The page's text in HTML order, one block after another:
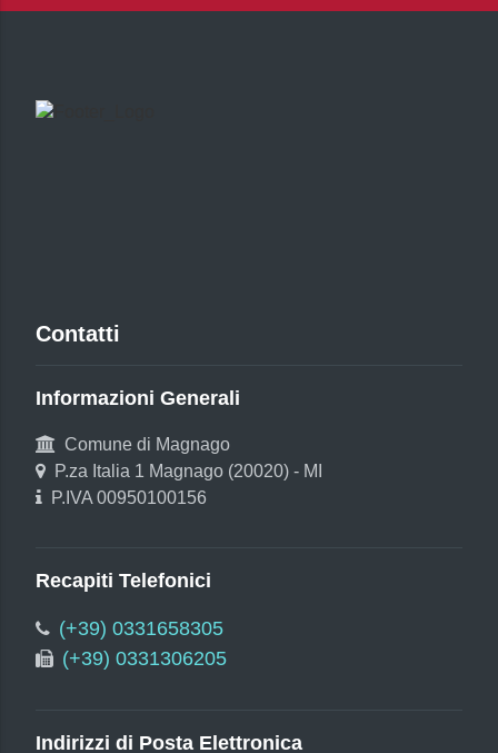
Contatti
Informazioni Generali
Comune di Magnago
P.za Italia 1 Magnago (20020) - MI
P.IVA 00950100156
Recapiti Telefonici
(+39) 0331658305
(+39) 0331306205
Indirizzi di Posta Elettronica